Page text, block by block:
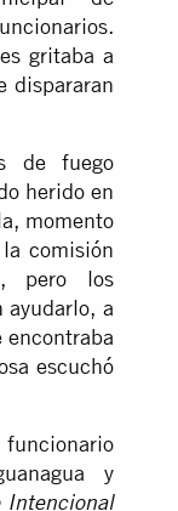
gritaba a
dispararan
de fuego
herido en
momento
comisión
pero los
a
escuchó
y
Intencional